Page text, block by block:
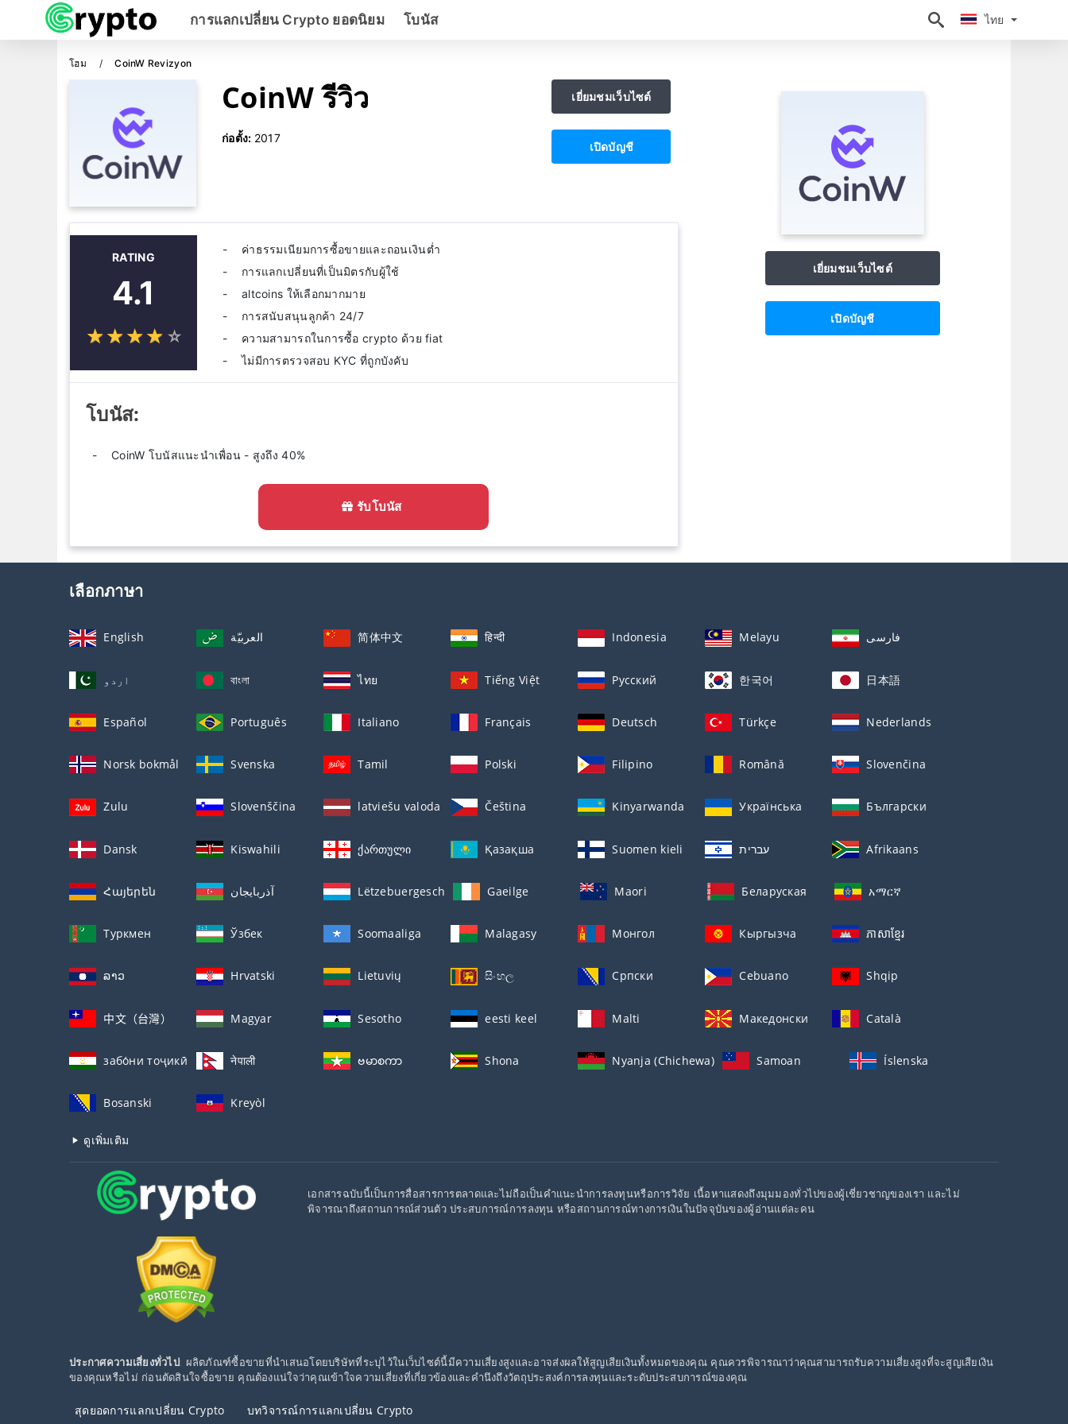
การแลกเปลี่ยน Crypto ยอดนิยม โบนัส ไทย
โฮม CoinW Revizyon
CoinW รีวิว
ก่อตั้ง: 2017
เยี่ยมชมเว็บไซต์
เปิดบัญชี
RATING
4.1
☆☆☆☆ ☆
★★★★ ★
ค่าธรรมเนียมการซื้อขายและถอนเงินต่ำ
การแลกเปลี่ยนที่เป็นมิตรกับผู้ใช้
altcoins ให้เลือกมากมาย
การสนับสนุนลูกค้า 24/7
ความสามารถในการซื้อ crypto ด้วย fiat
ไม่มีการตรวจสอบ KYC ที่ถูกบังคับ
โบนัส:
CoinW โบนัสแนะนำเพื่อน - สูงถึง 40%
รับโบนัส
เยี่ยมชมเว็บไซต์
เปิดบัญชี
เลือกภาษา
English العربيّة 简体中文 हिन्दी Indonesia Melayu فارسی
اردو বাংলা ไทย Tiếng Việt Русский 한국어 日本語
Español Português Italiano Français Deutsch Türkçe Nederlands
Norsk bokmål Svenska Tamil Polski Filipino Română Slovenčina
Zulu Slovenščina latviešu valoda Čeština Kinyarwanda Українська Български
Dansk Kiswahili ქართული Қазақша Suomen kieli עברית Afrikaans
Հայերեն آذربايجان Lëtzebuergesch Gaeilge Maori Беларуская አማርኛ
Туркмен Ўзбек Soomaaliga Malagasy Монгол Кыргызча ភាសាខ្មែរ
ລາວ Hrvatski Lietuvių සිංහල Српски Cebuano Shqip
中文（台灣） Magyar Sesotho eesti keel Malti Македонски Català
забо́ни тоҷикӣ́ नेपाली ဗမာစကာ Shona Nyanja (Chichewa) Samoan Íslenska
Bosanski Kreyòl
ดูเพิ่มเติม
เอกสารฉบับนี้เป็นการสื่อสารการตลาดและไม่ถือเป็นคำแนะนำการลงทุนหรือการวิจัย เนื้อหาแสดงถึงมุมมองทั่วไปของผู้เชี่ยวชาญของเรา และไม่
พิจารณาถึงสถานการณ์ส่วนตัว ประสบการณ์การลงทุน หรือสถานการณ์ทางการเงินในปัจจุบันของผู้อ่านแต่ละคน
ประกาศความเสี่ยงทั่วไป: ผลิตภัณฑ์ซื้อขายที่นำเสนอโดยบริษัทที่ระบุไว้ในเว็บไซต์นี้มีความเสี่ยงสูงและอาจส่งผลให้สูญเสียเงินทั้งหมดของคุณ คุณควรพิจารณาว่าคุณสามารถรับความเสี่ยงสูงที่จะสูญเสียเงิน
ของคุณหรือไม่ ก่อนตัดสินใจซื้อขาย คุณต้องแน่ใจว่าคุณเข้าใจความเสี่ยงที่เกี่ยวข้องและคำนึงถึงวัตถุประสงค์การลงทุนและระดับประสบการณ์ของคุณ
สุดยอดการแลกเปลี่ยน Crypto บทวิจารณ์การแลกเปลี่ยน Crypto